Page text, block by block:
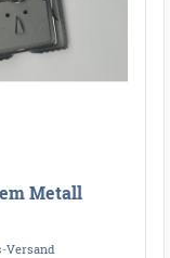
Metall
Versand